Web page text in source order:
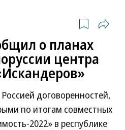
о планах
центра
договоренностей,
по итогам совместных
2022» в республике